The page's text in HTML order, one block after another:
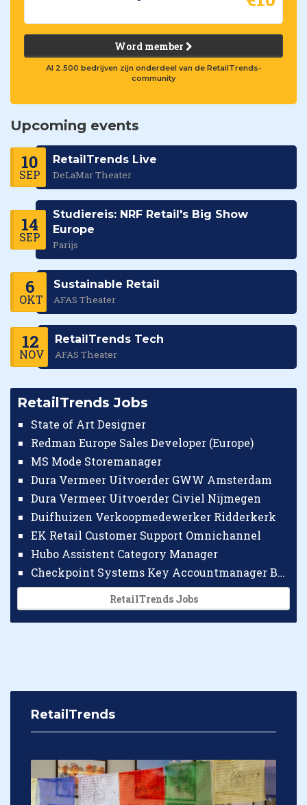
Word member
Al 2.500 bedrijven zijn onderdeel van de RetailTrends-
community
Upcoming events
10
SEP
RetailTrends Live
DeLaMar Theater
14
SEP
Studiereis: NRF Retail's Big Show
Europe
Parijs
6
OKT
Sustainable Retail
AFAS Theater
12
NOV
RetailTrends Tech
AFAS Theater
RetailTrends Jobs
State of Art Designer
Redman Europe Sales Developer (Europe)
MS Mode Storemanager
Dura Vermeer Uitvoerder GWW Amsterdam
Dura Vermeer Uitvoerder Civiel Nijmegen
Duifhuizen Verkoopmedewerker Ridderkerk
EK Retail Customer Support Omnichannel
Hubo Assistent Category Manager
Checkpoint Systems Key Accountmanager Benelux
RetailTrends Jobs
RetailTrends